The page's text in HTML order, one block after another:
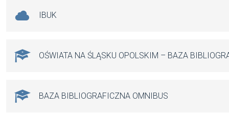
IBUK
OŚWIATA NA ŚLĄSKU OPOLSKIM – BAZA
BAZA BIBLIOGRAFICZNA OMNIBUS